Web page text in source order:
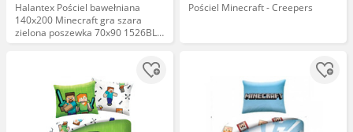
Halantex Pościel bawełniana
140x200 Minecraft gra szara
zielona poszewka 70x90 1526BL
Kids 12
Pościel Minecraft - Creepers